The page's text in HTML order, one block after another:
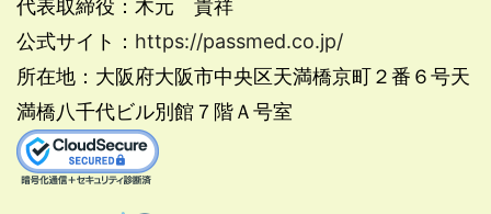
代表取締役：木元 貴祥
公式サイト： https://passmed.co.jp/
所在地：大阪府大阪市中央区天満橋京町２番６号天
満橋八千代ビル別館７階Ａ号室